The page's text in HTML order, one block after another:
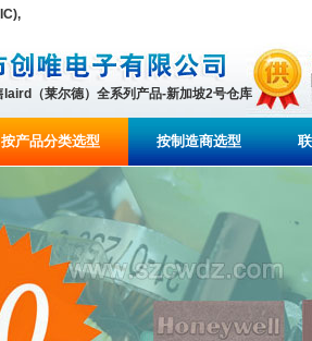
laird（莱尔德）全系列产品-新加坡2号仓库
按产品分类选型 按制造商选型